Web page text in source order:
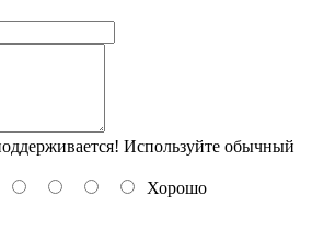
Используйте обычный
Хорошо